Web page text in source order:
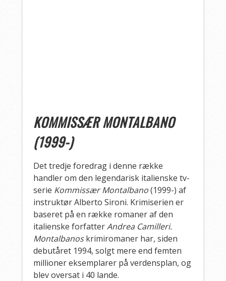
KOMMISSÆR MONTALBANO
(1999-)
Det tredje foredrag i denne række
handler om den legendarisk italienske tv-
serie Kommissær Montalbano(1999-) af
instruktør Alberto Sironi. Krimiserien er
baseret på en række romaner af den
italienske forfatterAndrea Camilleri.
Montalbanoskrimiromaner har, siden
debutåret 1994, solgt mere end femten
millioner eksemplarer på verdensplan, og
blev oversat i 40 lande.